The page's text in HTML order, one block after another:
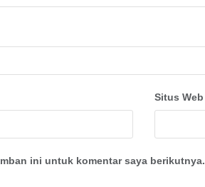
Situs Web
ini untuk komentar saya berikutnya.